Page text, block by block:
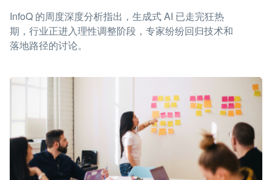
InfoQ 的周度深度分析指出，生成式 AI 已走完狂热
期，行业正进入理性调整阶段，专家纷纷回归技术和
落地路径的讨论。